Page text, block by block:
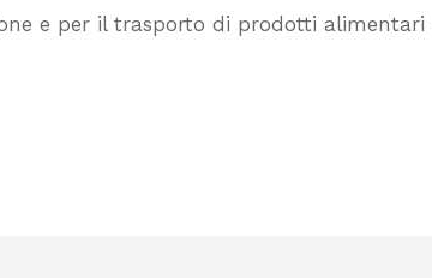
e per il trasporto di prodotti alimentari